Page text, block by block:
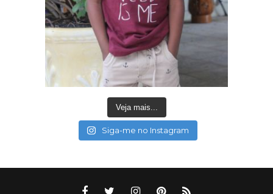
Veja mais...
Siga-me no Instagram